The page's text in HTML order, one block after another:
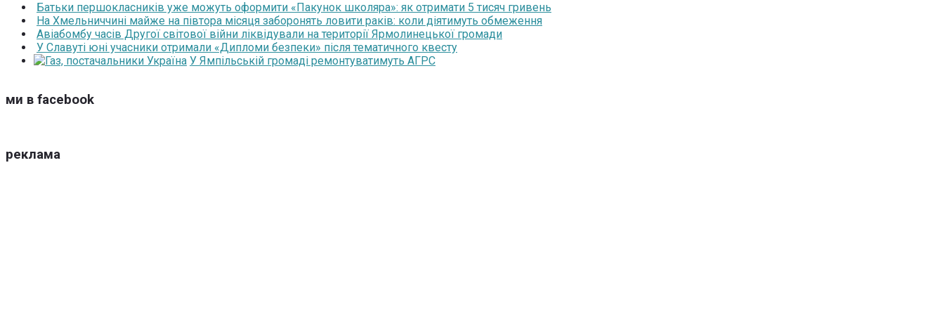
Батьки першокласників уже можуть оформити «Пакунок школяра»: як отримати 5 тисяч гривень
На Хмельниччині майже на півтора місяця заборонять ловити раків: коли діятимуть обмеження
Авіабомбу часів Другої світової війни ліквідували на території Ярмолинецької громади
У Славуті юні учасники отримали «Дипломи безпеки» після тематичного квесту
У Ямпільській громаді ремонтуватимуть АГРС
ми в facebook
реклама